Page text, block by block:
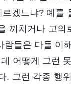
겠느냐? 예를
끼치거나 고
들은 다들 이
어떻게 그런
. 그런 각종 행